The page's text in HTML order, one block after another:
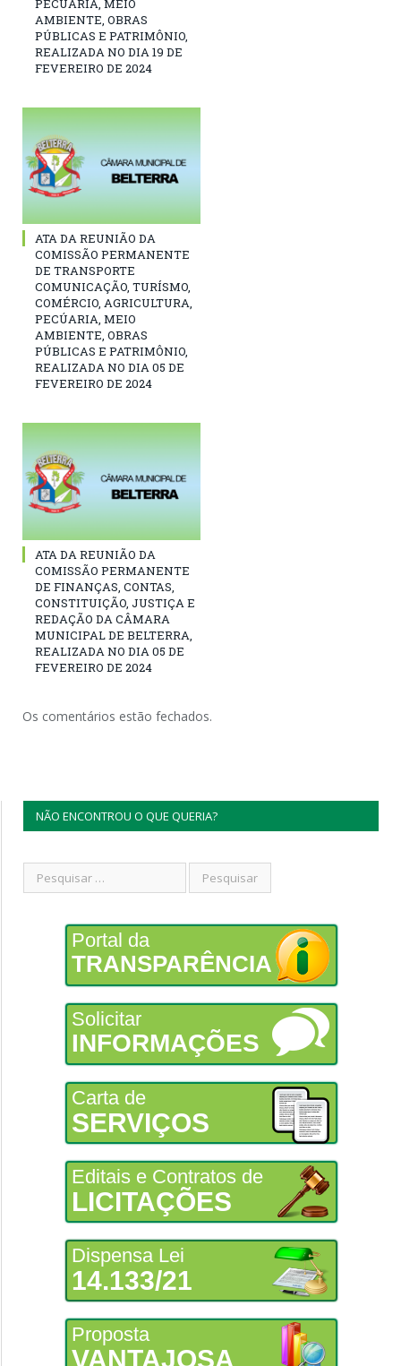
PECÚARIA, MEIO
AMBIENTE, OBRAS
PÚBLICAS E PATRIMÔNIO,
REALIZADA NO DIA 19 DE
FEVEREIRO DE 2024
ATA DA REUNIÃO DA
COMISSÃO PERMANENTE
DE TRANSPORTE
COMUNICAÇÃO, TURÍSMO,
COMÉRCIO, AGRICULTURA,
PECÚARIA, MEIO
AMBIENTE, OBRAS
PÚBLICAS E PATRIMÔNIO,
REALIZADA NO DIA 05 DE
FEVEREIRO DE 2024
ATA DA REUNIÃO DA
COMISSÃO PERMANENTE
DE FINANÇAS, CONTAS,
CONSTITUIÇÃO, JUSTIÇA E
REDAÇÃO DA CÂMARA
MUNICIPAL DE BELTERRA,
REALIZADA NO DIA 05 DE
FEVEREIRO DE 2024
Os comentários estão fechados.
NÃO ENCONTROU O QUE QUERIA?
Portal da
TRANSPARÊNCIA
Solicitar
INFORMAÇÕES
Carta de
SERVIÇOS
Editais e Contratos de
LICITAÇÕES
Dispensa Lei
14.133/21
Proposta
VANTAJOSA